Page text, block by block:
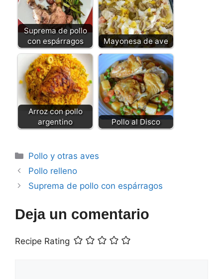
Suprema de pollo
con espárragos
Mayonesa de ave
Arroz con pollo
argentino
Pollo al Disco
Categorías
Pollo y otras aves
Pollo relleno
Suprema de pollo con espárragos
Deja un comentario
Recipe Rating